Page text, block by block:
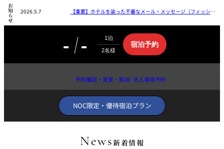
トラ
スイーツ
ザ・ラウンジ
ベイコートカ
フェ
ガーデンレストラン
お知らせ 2026.5.7
【重要】ホテルを装った不審なメール・メッセージ（フィッシン
- - 宿泊予約宿
泊
約
索
サ
イ
ト
へ
予約確認・変更・取消 法人専用予約
NOC限定・優待宿泊プラン
新着情報
News